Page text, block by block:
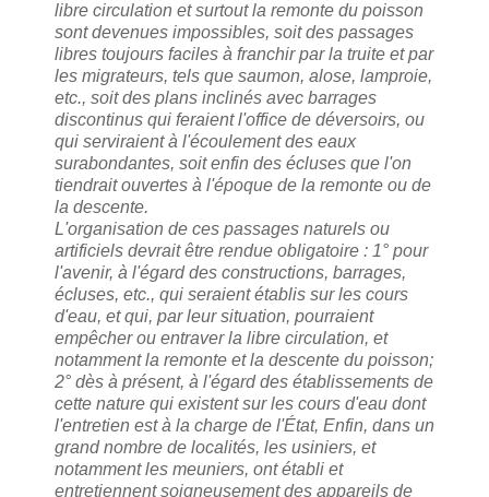
libre circulation et surtout la remonte du poisson
sont devenues impossibles, soit des passages
libres toujours faciles à franchir par la truite et par
les migrateurs, tels que saumon, alose, lamproie,
etc., soit des plans inclinés avec barrages
discontinus qui feraient l'office de déversoirs, ou
qui serviraient à l'écoulement des eaux
surabondantes, soit enfin des écluses que l'on
tiendrait ouvertes à l'époque de la remonte ou de
la descente.
L'organisation de ces passages naturels ou
artificiels devrait être rendue obligatoire : 1° pour
l'avenir, à l'égard des constructions, barrages,
écluses, etc., qui seraient établis sur les cours
d'eau, et qui, par leur situation, pourraient
empêcher ou entraver la libre circulation, et
notamment la remonte et la descente du poisson;
2° dès à présent, à l'égard des établissements de
cette nature qui existent sur les cours d'eau dont
l'entretien est à la charge de l'État, Enfin, dans un
grand nombre de localités, les usiniers, et
notamment les meuniers, ont établi et
entretiennent soigneusement des appareils de